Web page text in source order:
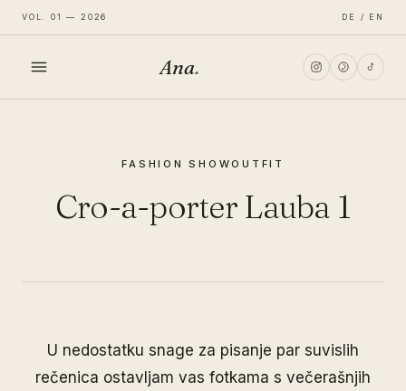
VOL. 01 — 2026 DE / EN
Ana.
FASHION SHOWOUTFIT
Cro-a-porter Lauba 1
U nedostatku snage za pisanje par suvislih
rečenica ostavljam vas fotkama s večerašnjih